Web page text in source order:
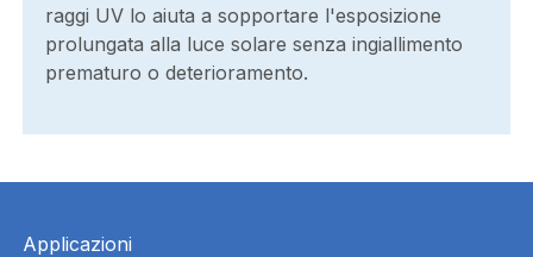
raggi UV lo aiuta a sopportare l'esposizione
prolungata alla luce solare senza ingiallimento
prematuro o deterioramento.
Applicazioni